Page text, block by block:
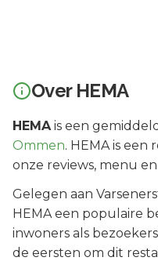
Over HEMA
HEMAis een
Ommen. HEMA is een
onze reviews, menu
Gelegen aan
HEMAeen populaire
inwoners als
de eersten om dit